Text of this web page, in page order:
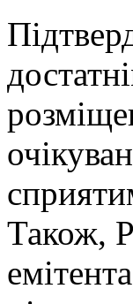
Також,